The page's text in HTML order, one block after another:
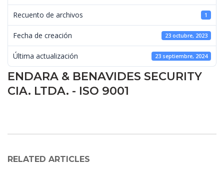
Recuento de archivos 1
Fecha de creación 23 octubre, 2023
Última actualización 23 septiembre, 2024
ENDARA & BENAVIDES SECURITY
CIA. LTDA. - ISO 9001
RELATED ARTICLES